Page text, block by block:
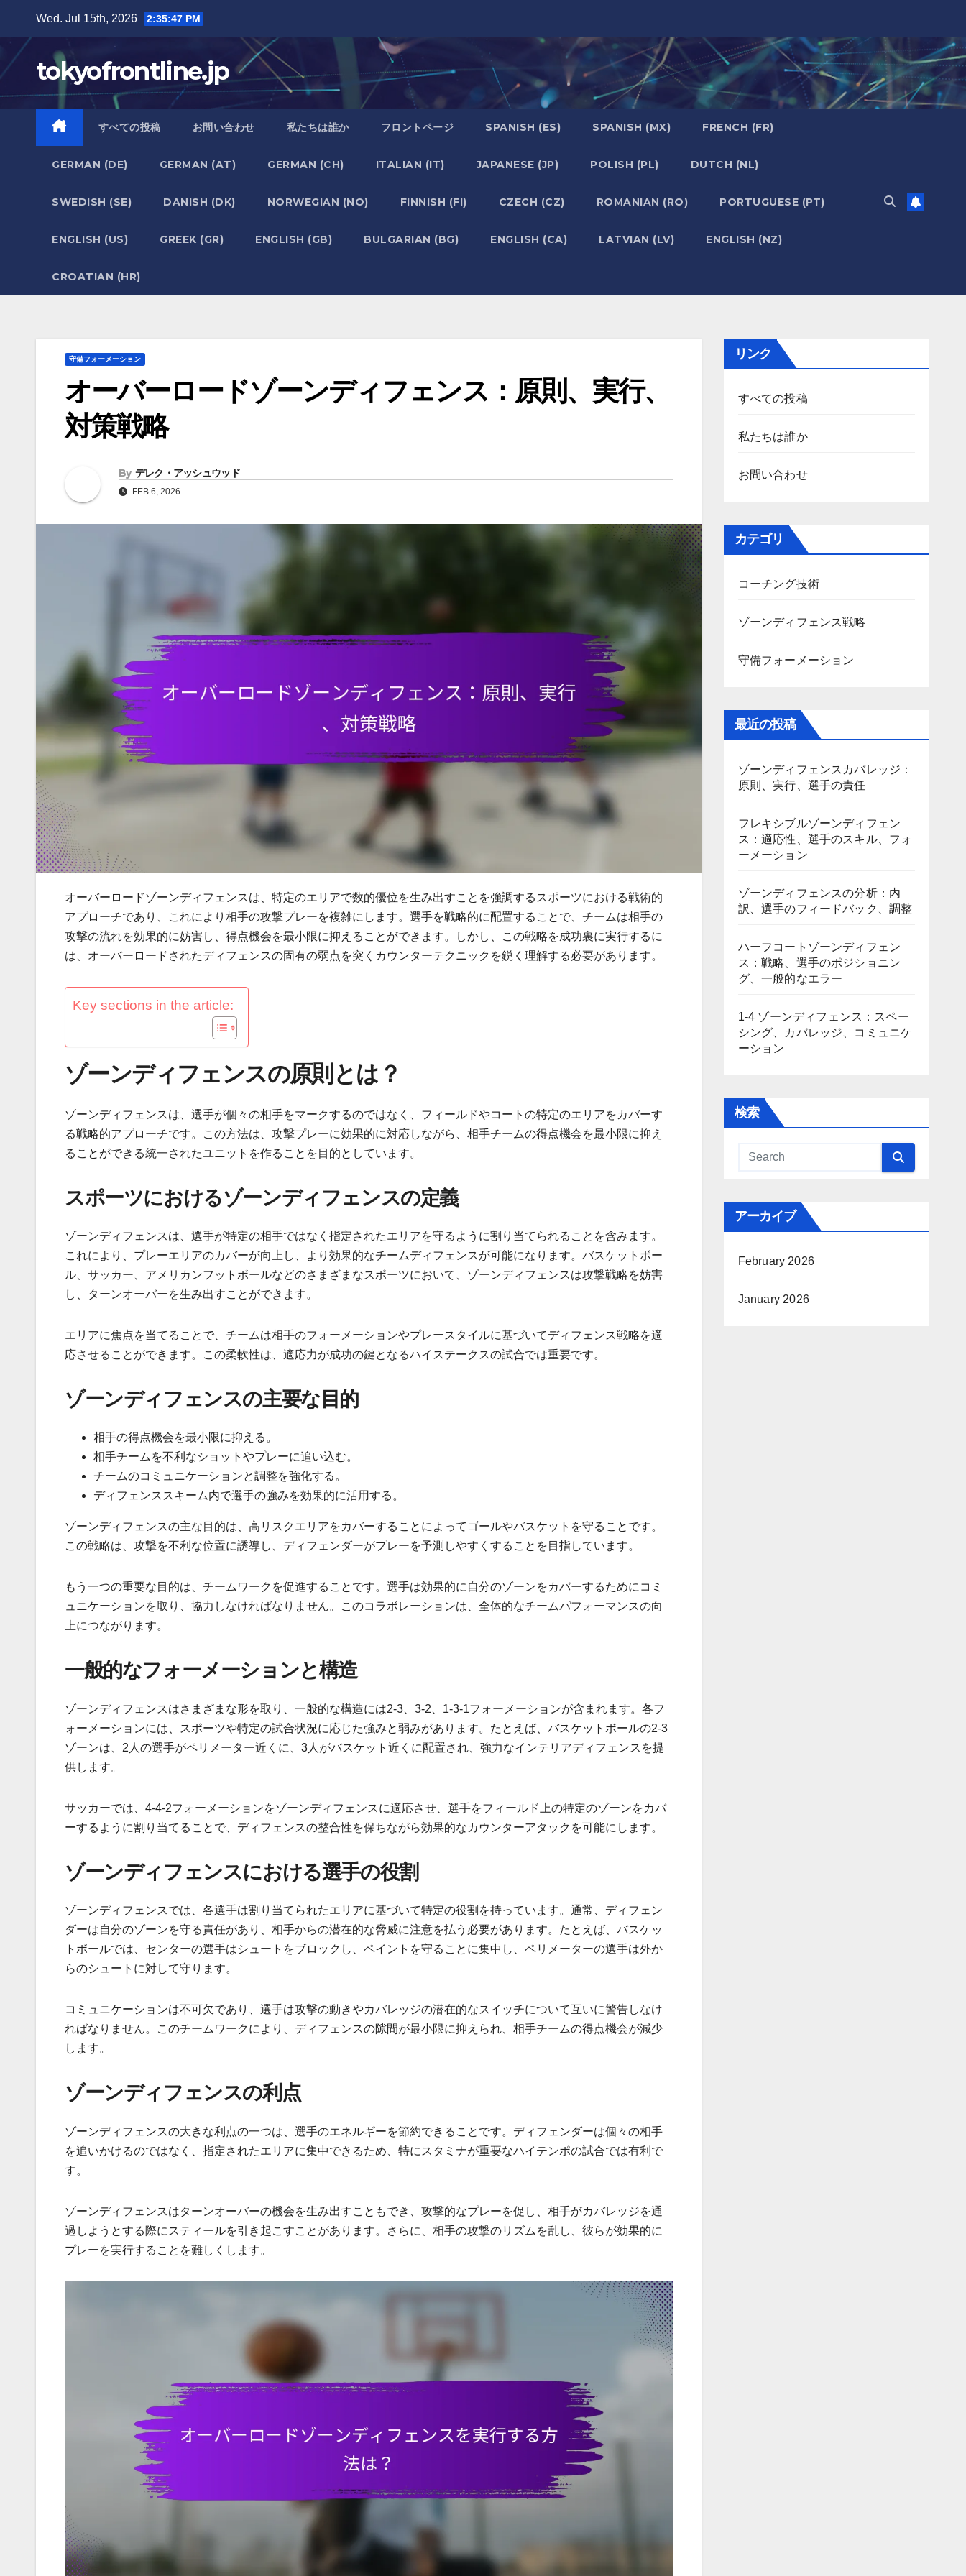
content
Wed. Jul 15th, 2026 2:35:48 PM
tokyofrontline.jp
すべての投稿 お問い合わせ 私たちは誰か フロントページ SPANISH (ES) SPANISH (MX) FRENCH (FR)
GERMAN (DE) GERMAN (AT) GERMAN (CH) ITALIAN (IT) JAPANESE (JP) POLISH (PL) DUTCH (NL)
SWEDISH (SE) DANISH (DK) NORWEGIAN (NO) FINNISH (FI) CZECH (CZ) ROMANIAN (RO) PORTUGUESE (PT)
ENGLISH (US) GREEK (GR) ENGLISH (GB) BULGARIAN (BG) ENGLISH (CA) LATVIAN (LV) ENGLISH (NZ)
CROATIAN (HR)
守備フォーメーション
オーバーロードゾーンディフェンス：原則、実行、
対策戦略
By デレク・アッシュウッド
FEB 6, 2026
オーバーロードゾーンディフェンスは、特定のエリアで数的優位を生み出すことを強調するスポーツにおける戦術的
アプローチであり、これにより相手の攻撃プレーを複雑にします。選手を戦略的に配置することで、チームは相手の
攻撃の流れを効果的に妨害し、得点機会を最小限に抑えることができます。しかし、この戦略を成功裏に実行するに
は、オーバーロードされたディフェンスの固有の弱点を突くカウンターテクニックを鋭く理解する必要があります。
Key sections in the article:
ゾーンディフェンスの原則とは？
ゾーンディフェンスは、選手が個々の相手をマークするのではなく、フィールドやコートの特定のエリアをカバーす
る戦略的アプローチです。この方法は、攻撃プレーに効果的に対応しながら、相手チームの得点機会を最小限に抑え
ることができる統一されたユニットを作ることを目的としています。
スポーツにおけるゾーンディフェンスの定義
ゾーンディフェンスは、選手が特定の相手ではなく指定されたエリアを守るように割り当てられることを含みます。
これにより、プレーエリアのカバーが向上し、より効果的なチームディフェンスが可能になります。バスケットボー
ル、サッカー、アメリカンフットボールなどのさまざまなスポーツにおいて、ゾーンディフェンスは攻撃戦略を妨害
し、ターンオーバーを生み出すことができます。
エリアに焦点を当てることで、チームは相手のフォーメーションやプレースタイルに基づいてディフェンス戦略を適
応させることができます。この柔軟性は、適応力が成功の鍵となるハイステークスの試合では重要です。
ゾーンディフェンスの主要な目的
相手の得点機会を最小限に抑える。
相手チームを不利なショットやプレーに追い込む。
チームのコミュニケーションと調整を強化する。
ディフェンススキーム内で選手の強みを効果的に活用する。
ゾーンディフェンスの主な目的は、高リスクエリアをカバーすることによってゴールやバスケットを守ることです。
この戦略は、攻撃を不利な位置に誘導し、ディフェンダーがプレーを予測しやすくすることを目指しています。
もう一つの重要な目的は、チームワークを促進することです。選手は効果的に自分のゾーンをカバーするためにコミ
ュニケーションを取り、協力しなければなりません。このコラボレーションは、全体的なチームパフォーマンスの向
上につながります。
一般的なフォーメーションと構造
ゾーンディフェンスはさまざまな形を取り、一般的な構造には2-3、3-2、1-3-1フォーメーションが含まれます。各フ
ォーメーションには、スポーツや特定の試合状況に応じた強みと弱みがあります。たとえば、バスケットボールの2-3
ゾーンは、2人の選手がペリメーター近くに、3人がバスケット近くに配置され、強力なインテリアディフェンスを提
供します。
サッカーでは、4-4-2フォーメーションをゾーンディフェンスに適応させ、選手をフィールド上の特定のゾーンをカバ
ーするように割り当てることで、ディフェンスの整合性を保ちながら効果的なカウンターアタックを可能にします。
ゾーンディフェンスにおける選手の役割
ゾーンディフェンスでは、各選手は割り当てられたエリアに基づいて特定の役割を持っています。通常、ディフェン
ダーは自分のゾーンを守る責任があり、相手からの潜在的な脅威に注意を払う必要があります。たとえば、バスケッ
トボールでは、センターの選手はシュートをブロックし、ペイントを守ることに集中し、ペリメーターの選手は外か
らのシュートに対して守ります。
コミュニケーションは不可欠であり、選手は攻撃の動きやカバレッジの潜在的なスイッチについて互いに警告しなけ
ればなりません。このチームワークにより、ディフェンスの隙間が最小限に抑えられ、相手チームの得点機会が減少
します。
ゾーンディフェンスの利点
ゾーンディフェンスの大きな利点の一つは、選手のエネルギーを節約できることです。ディフェンダーは個々の相手
を追いかけるのではなく、指定されたエリアに集中できるため、特にスタミナが重要なハイテンポの試合では有利で
す。
ゾーンディフェンスはターンオーバーの機会を生み出すこともでき、攻撃的なプレーを促し、相手がカバレッジを通
過しようとする際にスティールを引き起こすことがあります。さらに、相手の攻撃のリズムを乱し、彼らが効果的に
プレーを実行することを難しくします。
リンク
すべての投稿
私たちは誰か
お問い合わせ
カテゴリ
コーチング技術
ゾーンディフェンス戦略
守備フォーメーション
最近の投稿
ゾーンディフェンスカバレッジ：
原則、実行、選手の責任
フレキシブルゾーンディフェン
ス：適応性、選手のスキル、フォ
ーメーション
ゾーンディフェンスの分析：内
訳、選手のフィードバック、調整
ハーフコートゾーンディフェン
ス：戦略、選手のポジショニン
グ、一般的なエラー
1-4 ゾーンディフェンス：スペー
シング、カバレッジ、コミュニケ
ーション
検索
アーカイブ
February 2026
January 2026